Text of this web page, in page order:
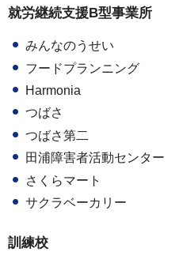
就労継続支援B型事業所
みんなのうせい
フードプランニング
Harmonia
つばさ
つばさ第二
田浦障害者活動センター
さくらマート
サクラベーカリー
訓練校